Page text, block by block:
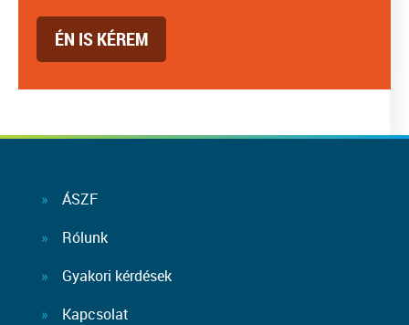
ÉN IS KÉREM
ÁSZF
Rólunk
Gyakori kérdések
Kapcsolat